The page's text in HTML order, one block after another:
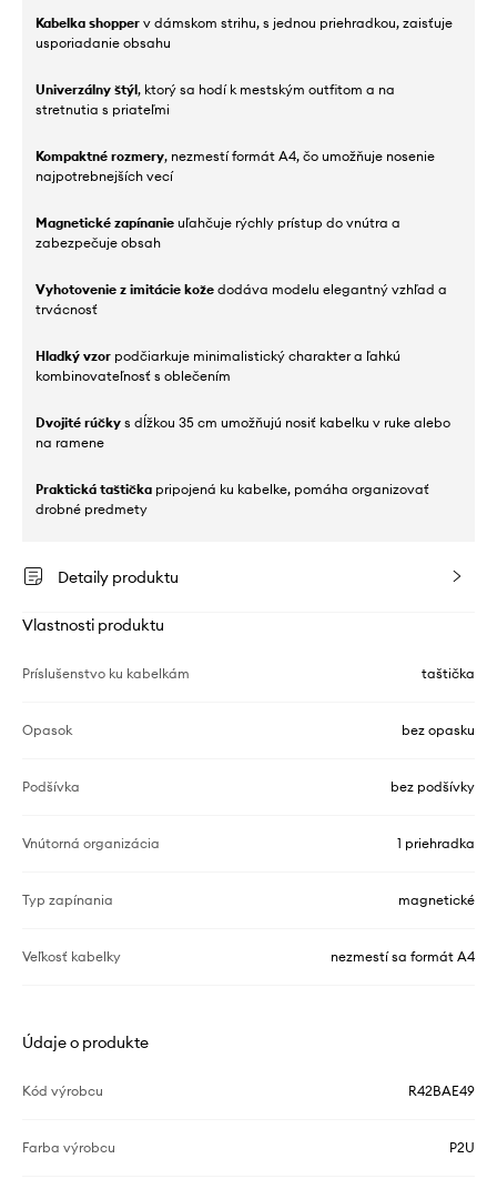
Kabelka shopper v dámskom strihu, s jednou priehradkou, zaisťuje
usporiadanie obsahu
Univerzálny štýl, ktorý sa hodí k mestským outfitom a na
stretnutia s priateľmi
Kompaktné rozmery, nezmestí formát A4, čo umožňuje nosenie
najpotrebnejších vecí
Magnetické zapínanie uľahčuje rýchly prístup do vnútra a
zabezpečuje obsah
Vyhotovenie z imitácie kože dodáva modelu elegantný vzhľad a
trvácnosť
Hladký vzor podčiarkuje minimalistický charakter a ľahkú
kombinovateľnosť s oblečením
Dvojité rúčky s dĺžkou 35 cm umožňujú nosiť kabelku v ruke alebo
na ramene
Praktická taštička pripojená ku kabelke, pomáha organizovať
drobné predmety
Detaily produktu
Vlastnosti produktu
Príslušenstvo ku kabelkám taštička
Opasok bez opasku
Podšívka bez podšívky
Vnútorná organizácia 1 priehradka
Typ zapínania magnetické
Veľkosť kabelky nezmestí sa formát A4
Údaje o produkte
Kód výrobcu R42BAE49
Farba výrobcu P2U